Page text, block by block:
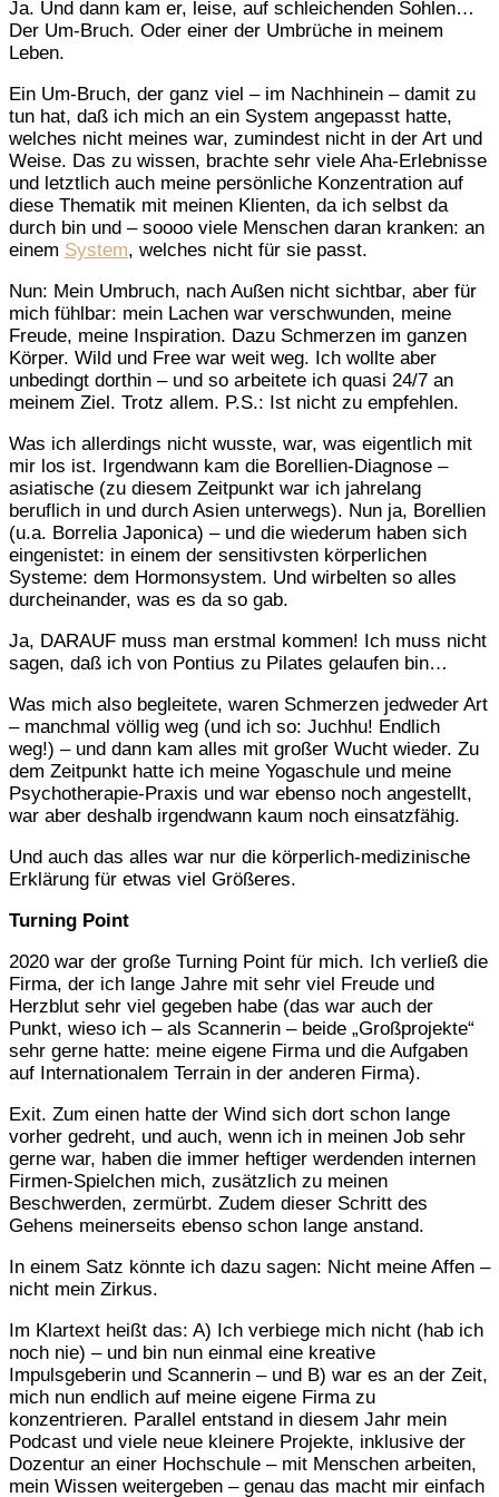
Ja. Und dann kam er, leise, auf schleichenden Sohlen…
Der Um-Bruch. Oder einer der Umbrüche in meinem
Leben.
Ein Um-Bruch, der ganz viel – im Nachhinein – damit zu
tun hat, daß ich mich an ein System angepasst hatte,
welches nicht meines war, zumindest nicht in der Art und
Weise. Das zu wissen, brachte sehr viele Aha-Erlebnisse
und letztlich auch meine persönliche Konzentration auf
diese Thematik mit meinen Klienten, da ich selbst da
durch bin und – soooo viele Menschen daran kranken: an
einem System, welches nicht für sie passt.
Nun: Mein Umbruch, nach Außen nicht sichtbar, aber für
mich fühlbar: mein Lachen war verschwunden, meine
Freude, meine Inspiration. Dazu Schmerzen im ganzen
Körper. Wild und Free war weit weg. Ich wollte aber
unbedingt dorthin – und so arbeitete ich quasi 24/7 an
meinem Ziel. Trotz allem. P.S.: Ist nicht zu empfehlen.
Was ich allerdings nicht wusste, war, was eigentlich mit
mir los ist. Irgendwann kam die Borellien-Diagnose –
asiatische (zu diesem Zeitpunkt war ich jahrelang
beruflich in und durch Asien unterwegs). Nun ja, Borellien
(u.a. Borrelia Japonica) – und die wiederum haben sich
eingenistet: in einem der sensitivsten körperlichen
Systeme: dem Hormonsystem. Und wirbelten so alles
durcheinander, was es da so gab.
Ja, DARAUF muss man erstmal kommen! Ich muss nicht
sagen, daß ich von Pontius zu Pilates gelaufen bin…
Was mich also begleitete, waren Schmerzen jedweder Art
– manchmal völlig weg (und ich so: Juchhu! Endlich
weg!) – und dann kam alles mit großer Wucht wieder. Zu
dem Zeitpunkt hatte ich meine Yogaschule und meine
Psychotherapie-Praxis und war ebenso noch angestellt,
war aber deshalb irgendwann kaum noch einsatzfähig.
Und auch das alles war nur die körperlich-medizinische
Erklärung für etwas viel Größeres.
Turning Point
2020 war der große Turning Point für mich. Ich verließ die
Firma, der ich lange Jahre mit sehr viel Freude und
Herzblut sehr viel gegeben habe (das war auch der
Punkt, wieso ich – als Scannerin – beide „Großprojekte“
sehr gerne hatte: meine eigene Firma und die Aufgaben
auf Internationalem Terrain in der anderen Firma).
Exit. Zum einen hatte der Wind sich dort schon lange
vorher gedreht, und auch, wenn ich in meinen Job sehr
gerne war, haben die immer heftiger werdenden internen
Firmen-Spielchen mich, zusätzlich zu meinen
Beschwerden, zermürbt. Zudem dieser Schritt des
Gehens meinerseits ebenso schon lange anstand.
In einem Satz könnte ich dazu sagen: Nicht meine Affen –
nicht mein Zirkus.
Im Klartext heißt das: A) Ich verbiege mich nicht (hab ich
noch nie) – und bin nun einmal eine kreative
Impulsgeberin und Scannerin – und B) war es an der Zeit,
mich nun endlich auf meine eigene Firma zu
konzentrieren. Parallel entstand in diesem Jahr mein
Podcast und viele neue kleinere Projekte, inklusive der
Dozentur an einer Hochschule – mit Menschen arbeiten,
mein Wissen weitergeben – genau das macht mir einfach